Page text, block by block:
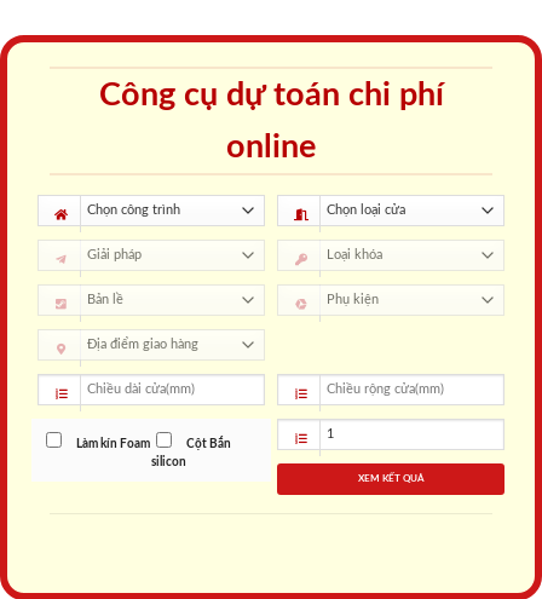
Công cụ dự toán chi phí
online
Làm kín Foam
Cột Bắn
silicon
XEM KẾT QUẢ